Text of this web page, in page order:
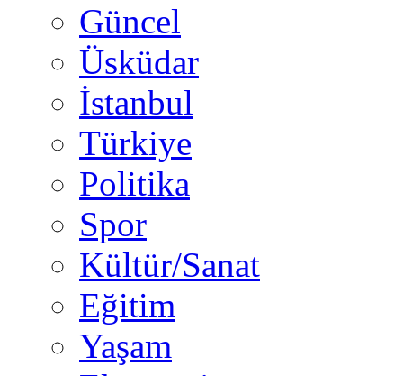
Güncel
Üsküdar
İstanbul
Türkiye
Politika
Spor
Kültür/Sanat
Eğitim
Yaşam